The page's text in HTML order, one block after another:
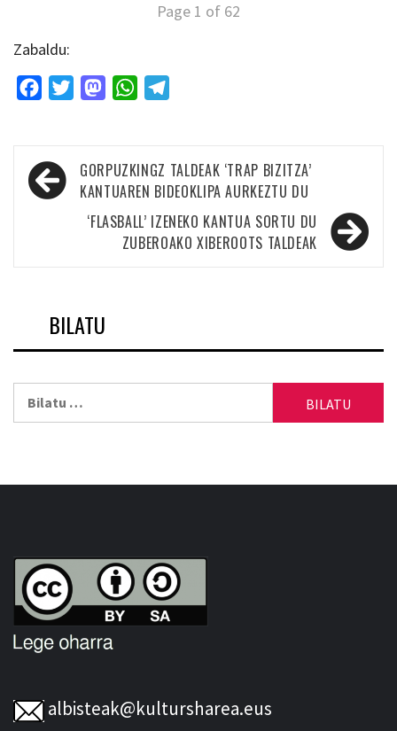
Page 1 of 62
Zabaldu:
FacebookTwitterMastodonWhatsApp
Bidalketetan
zehar
nabigatu
GORPUZKINGZ TALDEAK ‘TRAP BIZITZA’
KANTUAREN BIDEOKLIPA AURKEZTU DU
‘FLASBALL’ IZENEKO KANTUA SORTU DU
ZUBEROAKO XIBEROOTS TALDEAK
BILATU
albisteak@kultursharea.eus